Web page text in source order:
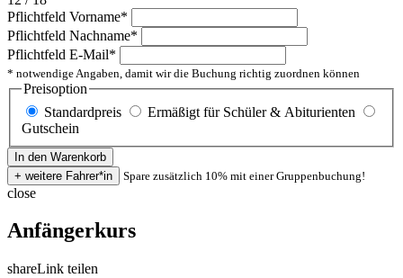
Pflichtfeld Vorname*
Pflichtfeld Nachname*
Pflichtfeld E-Mail*
* notwendige Angaben, damit wir die Buchung richtig zuordnen können
Preisoption
Standardpreis
Ermäßigt für Schüler & Abiturienten
Gutschein
Spare zusätzlich 10% mit einer Gruppenbuchung!
close
Anfängerkurs
shareLink teilen